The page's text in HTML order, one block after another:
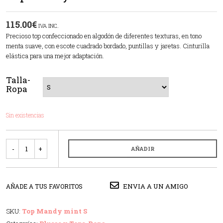
115.00€ IVA INC.
Precioso top confeccionado en algodón de diferentes texturas, en tono
menta suave, con escote cuadrado bordado, puntillas y jaretas. Cinturilla
elástica para una mejor adaptación.
Talla-
Ropa
Sin existencias
AÑADIR
AÑADE A TUS FAVORITOS ENVIA A UN AMIGO
SKU: Top Mandy mint S